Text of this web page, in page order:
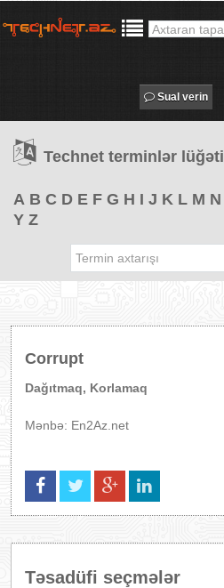
Sual verin
Technet terminlər lüğəti
A B C D E F G H I J K L M N
Y Z
Corrupt
Dağıtmaq, Korlamaq
Mənbə: En2Az.net
Təsadüfi seçmələr